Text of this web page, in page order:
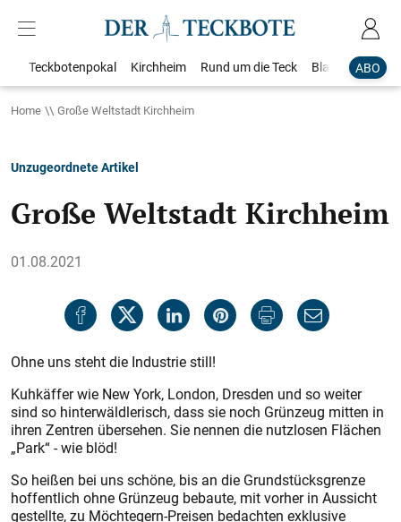
ABO
Teckbotenpokal Kirchheim Rund um die Teck Blaulicht
Home Große Weltstadt Kirchheim
Unzugeordnete Artikel
Große Weltstadt Kirchheim
01.08.2021
Ohne uns steht die Industrie still!
Kuhkäffer wie New York, London, Dresden und so weiter
sind so hinterwäldlerisch, dass sie noch Grünzeug mitten in
ihren Zentren übersehen. Sie nennen die nutzlosen Flächen
„Park“ - wie blöd!
So heißen bei uns schöne, bis an die Grundstücksgrenze
hoffentlich ohne Grünzeug bebaute, mit vorher in Aussicht
gestellte, zu Möchtegern-Preisen bedachten exklusive